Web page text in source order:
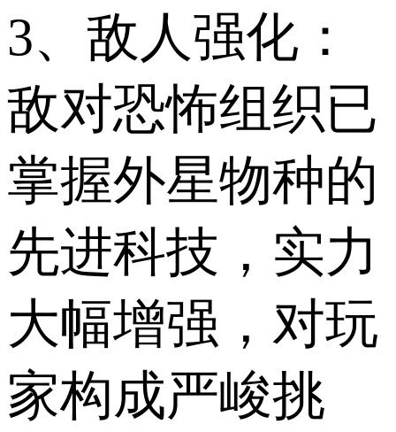
3、敌人强化：
敌对恐怖组织已
掌握外星物种的
先进科技，实力
大幅增强，对玩
家构成严峻挑